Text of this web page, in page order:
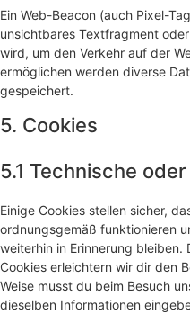
Ein Web-Beacon (auch Pixel-
unsichtbares Textfragment
wird, um den Verkehr auf der
ermöglichen werden diverse
gespeichert.
5. Cookies
5.1 Technische
Einige Cookies stellen sicher,
ordnungsgemäß funktionieren
weiterhin in Erinnerung
Cookies erleichtern wir dir den
Weise musst du beim Besuch
dieselben Informationen